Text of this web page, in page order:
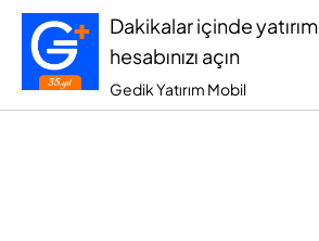
Dakikalar içinde yatırım
hesabınızı açın
Gedik Yatırım Mobil